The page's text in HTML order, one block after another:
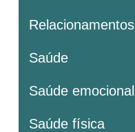
Relacionamentos
Saúde
Saúde emocional
Saúde física